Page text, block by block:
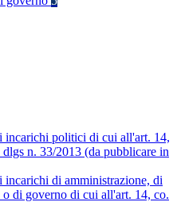
incarichi politici di cui all'art. 14,
n. 33/2013 (da pubblicare in
incarichi di amministrazione, di
o di governo di cui all'art. 14, co.